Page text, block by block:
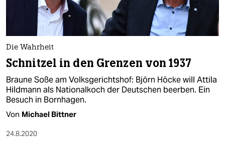
Die Wahrheit
Schnitzel in den Grenzen von 1937
Braune Soße am Volksgerichtshof: Björn Höcke will Attila
Hildmann als Nationalkoch der Deutschen beerben. Ein
Besuch in Bornhagen.
Von Michael Bittner
24.8.2020